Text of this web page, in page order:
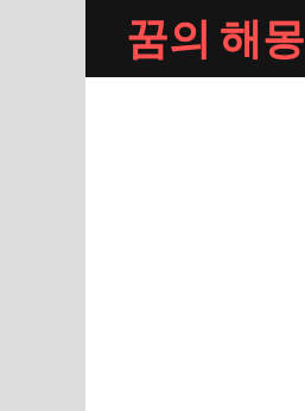
content
꿈의 해몽